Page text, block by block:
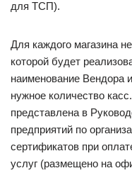
для ТСП).
Для каждого магазина
которой будет
наименование Вендора
нужное количество
представлена в
предприятий по
сертификатов при
услуг (размещено на